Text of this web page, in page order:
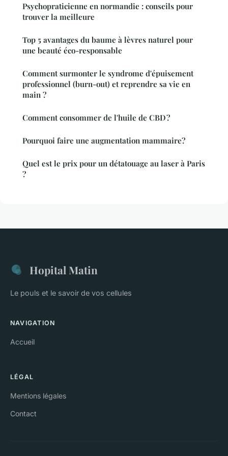
Psychopraticienne en normandie : conseils pour
trouver la meilleure
Top 5 avantages du baume à lèvres naturel pour
une beauté éco-responsable
Comment surmonter le syndrome d'épuisement
professionnel (burn-out) et reprendre sa vie en
main ?
Comment consommer de l'huile de CBD ?
Pourquoi faire une augmentation mammaire?
Quel est le prix pour un détatouage au laser à Paris
?
Hopital Matin
Le pouls et le savoir de vos cellules
NAVIGATION
Accueil
LÉGAL
Mentions légales
Contact